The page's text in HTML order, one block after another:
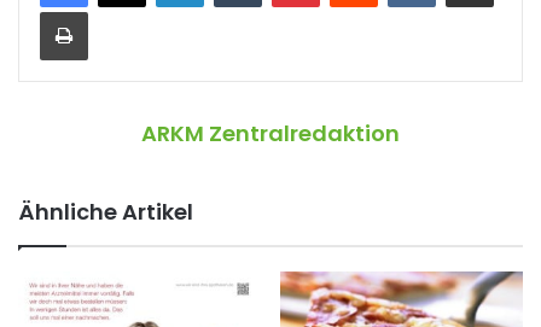
ARKM Zentralredaktion
Ähnliche Artikel